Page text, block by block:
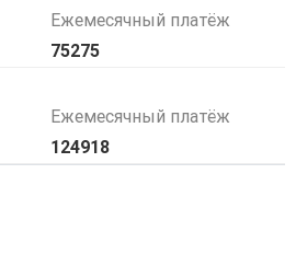
Ежемесячный платёж
75275
Ежемесячный платёж
124918